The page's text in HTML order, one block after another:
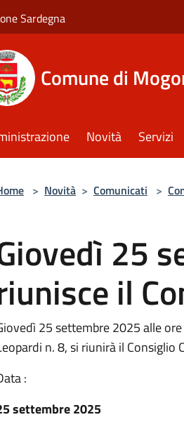
Sardegna
Comune di
Novità Servizi
> Novità > Comunicati >
25
il
25 settembre 2025 alle
n. 8, si riunirà il
:
settembre 2025